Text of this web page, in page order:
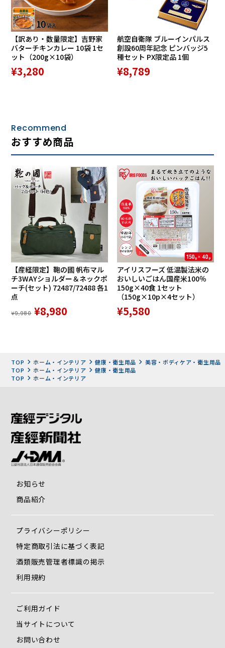
【訳あり・数量限定】吉野家
バターチキンカレー 10袋 1セ
ット（200g×10袋）
¥3,280
航空自衛隊 ブルーインパルス
創設60周年記念 ピンバッジ5
種セット PX限定品 1個
¥8,789
Recommend
おすすめ商品
【産経限定】鞄の國 帆布マル
チ3WAYショルダー＆ネックポ
ーチ(セット) 72487/72488 各1
点
¥9,980 ¥8,980
アイリスフーズ 低温製法米の
おいしいごはん国産米100％
150g×40食 1セット
（150g×10p×4セット）
¥5,580
TOP ホーム・インテリア 健康・衛生用品
美容・ボディケア・衛生用品
TOP
ホーム・インテリア
健康・衛生用品
TOP
ホーム・インテリア
お知らせ
商品紹介
プライバシーポリシー
特定商取引法に基づく表記
酒類販売管理者標識の掲示
利用規約
ご利用ガイド
当サイトについて
お問い合わせ